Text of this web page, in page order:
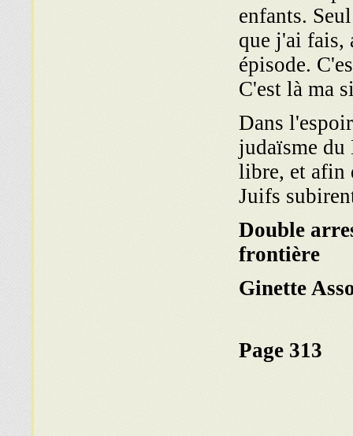
enfants.
que j'ai fais,
épisode.
C'est là ma
Dans
judaïsme
libre, et afin
Juifs
Double
frontière
Ginette
Page 313